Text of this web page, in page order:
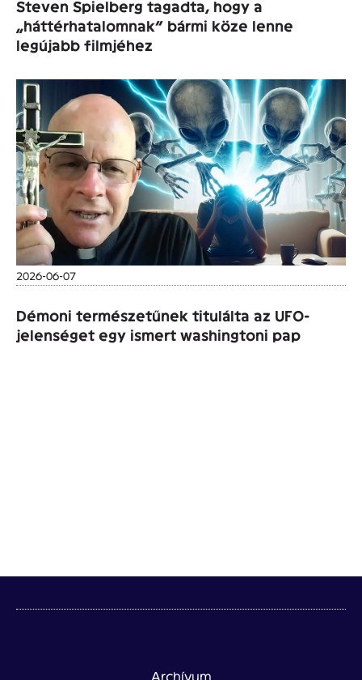
Steven Spielberg tagadta, hogy a
„háttérhatalomnak” bármi köze lenne
legújabb filmjéhez
2026-06-07
Démoni természetűnek titulálta az UFO-
jelenséget egy ismert washingtoni pap
Archívum